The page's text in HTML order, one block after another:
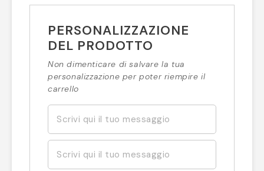
PERSONALIZZAZIONE
DEL PRODOTTO
Non dimenticare di salvare la tua
personalizzazione per poter riempire il
carrello